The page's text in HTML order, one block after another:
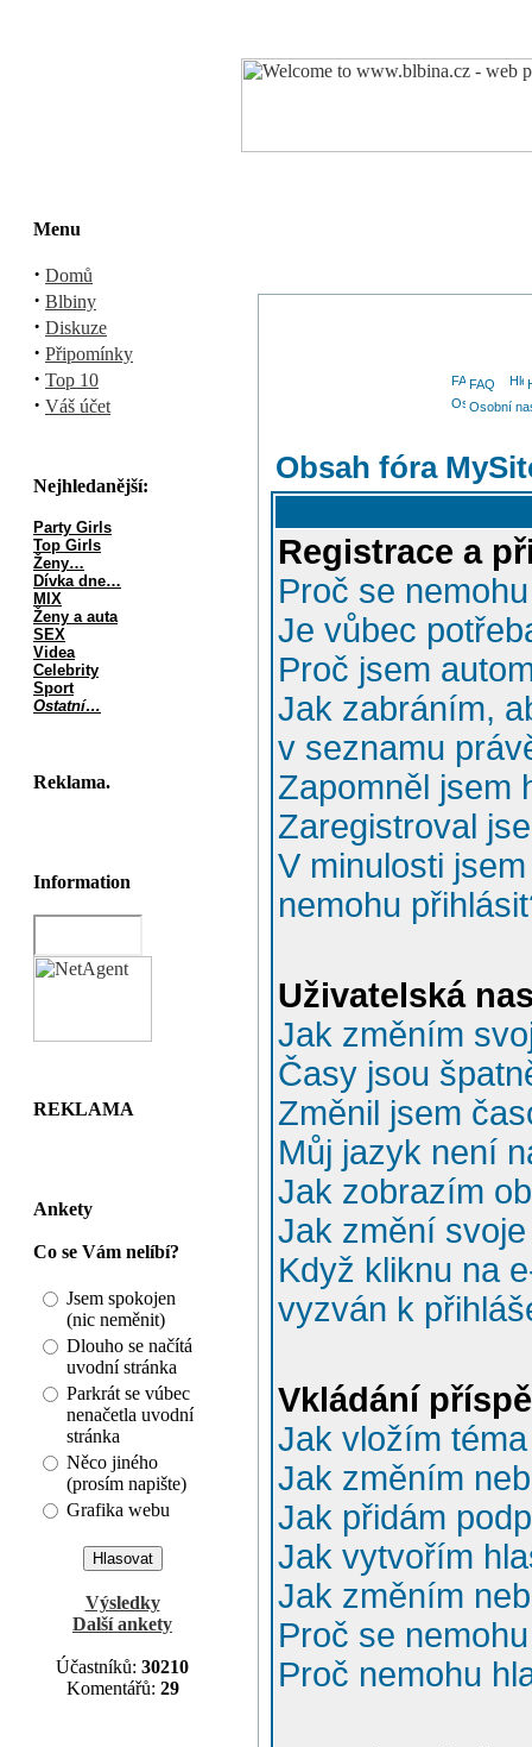
Menu
· Domů
· Blbiny
· Diskuze
· Připomínky
· Top 10
· Váš účet
Nejhledanější:
Party Girls
Top Girls
Ženy…
Dívka dne…
MIX
Ženy a auta
SEX
Videa
Celebrity
Sport
Ostatní…
Reklama.
Information
REKLAMA
Ankety
Co se Vám nelíbí?
Jsem spokojen
(nic neměnit)
Dlouho se načítá
uvodní stránka
Parkrát se vúbec
nenačetla uvodní
stránka
Něco jiného
(prosím napište)
Grafika webu
Výsledky
Další ankety
Účastníků: 30210
Komentářů: 29
FAQ
Osobní
Obsah fóra
Registrace a
Proč se
Je vůbec
Proč jsem
Jak zabráním,
v seznamu
Zapomněl jsem
Zaregistroval
V minulosti
nemohu
Uživatelská
Jak změním
Časy jsou
Změnil jsem
Můj jazyk není
Jak zobrazím
Jak změní
Když kliknu na
vyzván k
Vkládání
Jak vložím
Jak změním
Jak přidám
Jak vytvořím
Jak změním
Proč se
Proč nemohu